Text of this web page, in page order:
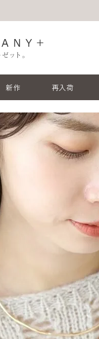
新作 再入荷